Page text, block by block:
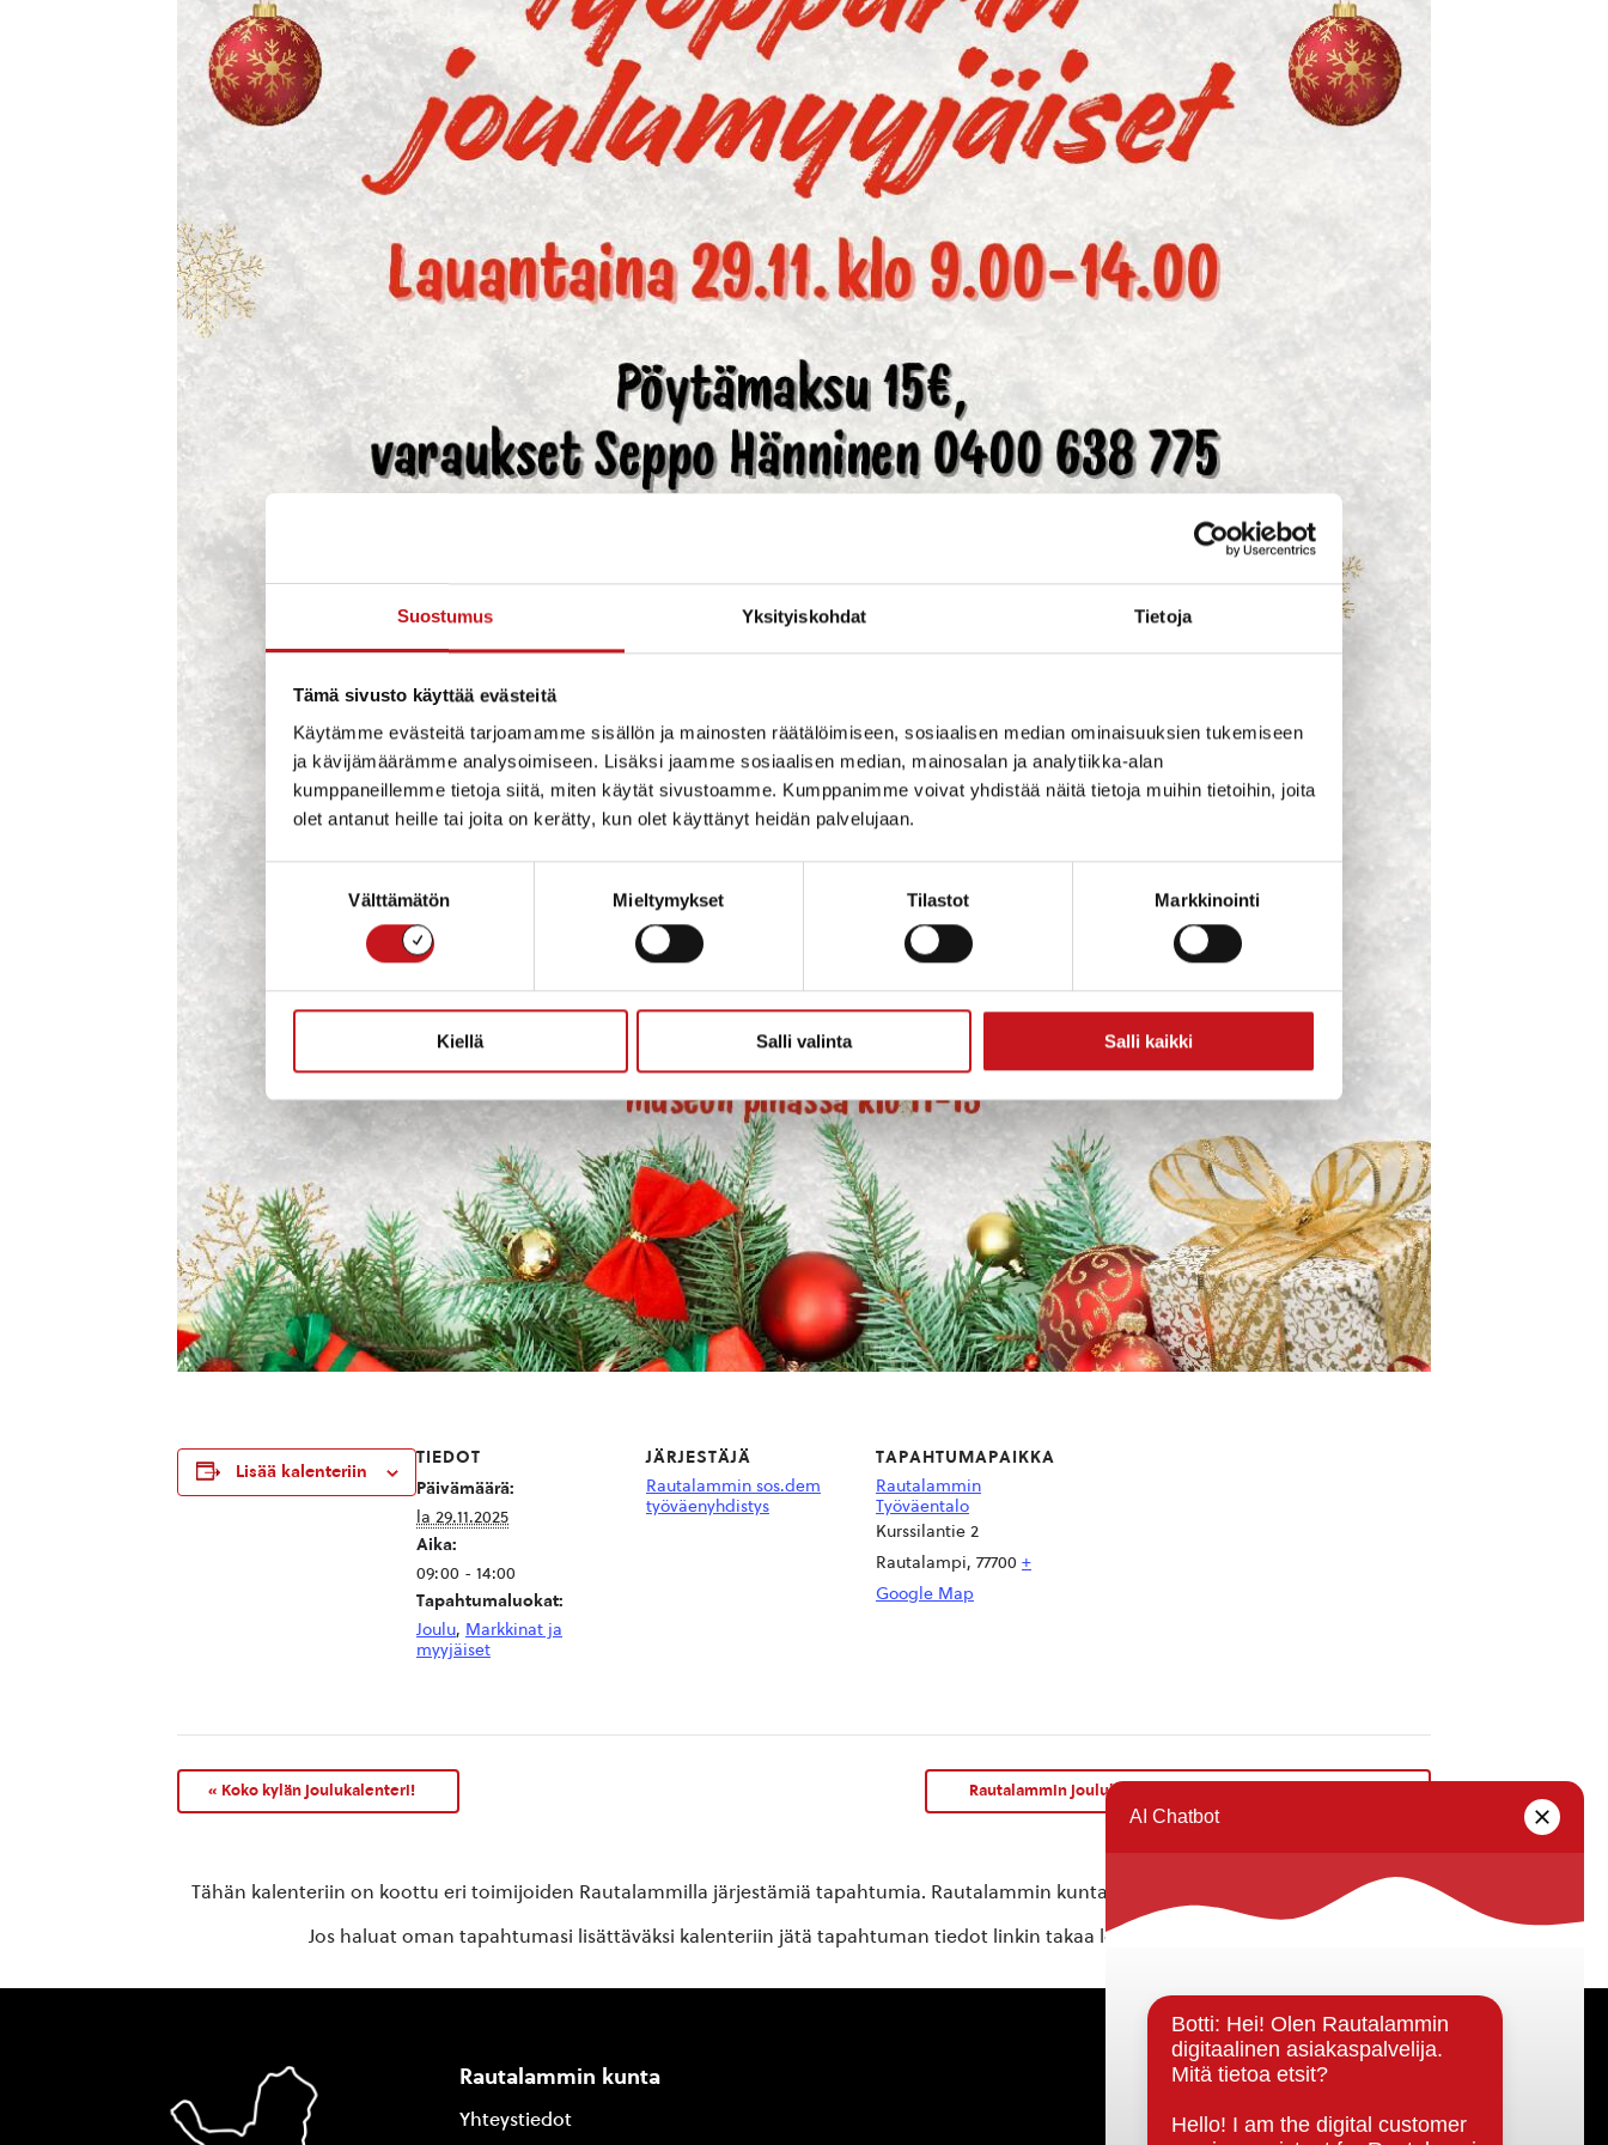
Suostumus Yksityiskohdat Tietoja
Tämä sivusto käyttää evästeitä
Käytämme evästeitä tarjoamamme sisällön ja mainosten räätälöimiseen, sosiaalisen median ominaisuuksien tukemiseen
ja kävijämäärämme analysoimiseen. Lisäksi jaamme sosiaalisen median, mainosalan ja analytiikka-alan
kumppaneillemme tietoja siitä, miten käytät sivustoamme. Kumppanimme voivat yhdistää näitä tietoja muihin tietoihin, joita
olet antanut heille tai joita on kerätty, kun olet käyttänyt heidän palvelujaan.
Välttämätön Mieltymykset Tilastot Markkinointi
Kiellä Salli valinta Salli kaikki
Lisää kalenteriin
TIEDOT
Päivämäärä:
la 29.11.2025
Aika:
09:00 - 14:00
Tapahtumaluokat:
Joulu, Markkinat ja
myyjäiset
JÄRJESTÄJÄ
Rautalammin sos.dem
työväenyhdistys
TAPAHTUMAPAIKKA
Rautalammin
Työväentalo
Kurssilantie 2
Rautalampi, 77700 +
Google Map
« Koko kylän joulukalenteri! Rautalammin joulukauden avajaiset la 29.11.2025 klo 11-13
Tähän kalenteriin on koottu eri toimijoiden Rautalammilla järjestämiä tapahtumia. Rautalammin kunta ei vastaa tietojen oikeellisuudesta.
Jos haluat oman tapahtumasi lisättäväksi kalenteriin jätä tapahtuman tiedot linkin takaa löytyvällä
Rautalammin kunta
Yhteystiedot
Päätöksenteko ja lähidemokratia
Päätökset, esityslistat & pöytäkirjat